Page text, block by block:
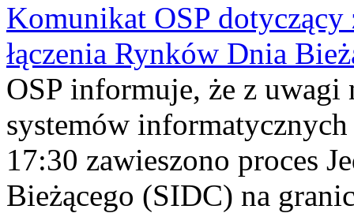
Komunikat OSP dotyczący
łączenia Rynków Dnia
OSP informuje, że z uwagi
systemów
17:30 zawieszono proces
Bieżącego (SIDC) na